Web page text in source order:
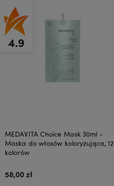
MEDAVITA Choice Mask 30ml -
Maska do włosów koloryzująca, 12
kolorów
58,00 zł
4.9